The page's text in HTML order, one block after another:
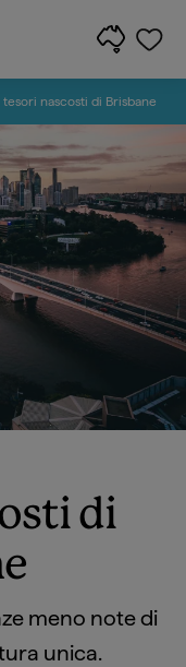
tesori nascosti di Brisbane
di
meno note di
unica.